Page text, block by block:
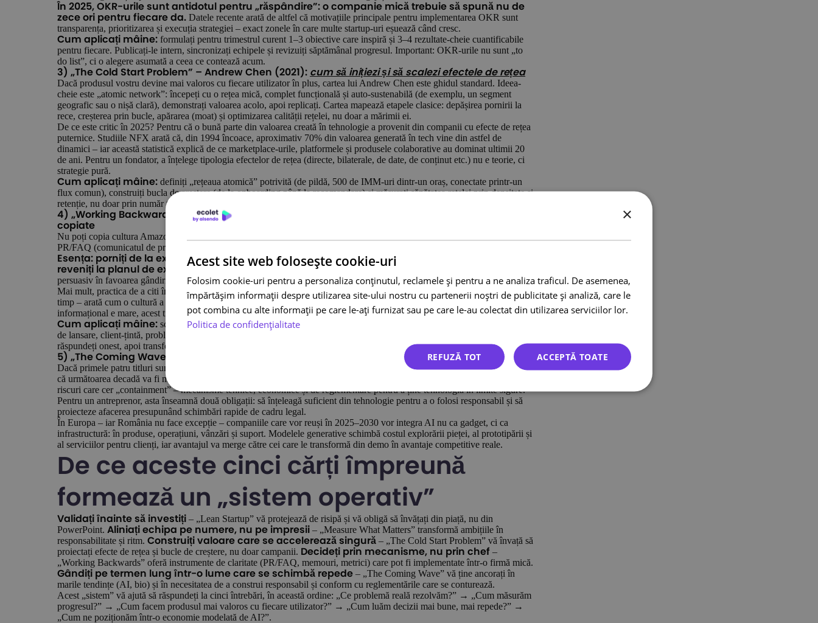
În 2025, OKR-urile sunt antidotul pentru „răspândire”: o companie mică trebuie să spună nu de
zece ori pentru fiecare da. Datele recente arată de altfel că motivațiile principale pentru implementarea OKR sunt
transparența, prioritizarea și execuția strategiei – exact zonele în care multe startup-uri eșuează când cresc.
Cum aplicați mâine: formulați pentru trimestrul curent 1–3 obiective care inspiră și 3–4 rezultate-cheie cuantificabile
pentru fiecare. Publicați-le intern, sincronizați echipele și revizuiți săptămânal progresul. Important: OKR-urile nu sunt „to
do list”, ci o alegere asumată a ceea ce contează acum.
3) „The Cold Start Problem” – Andrew Chen (2021): cum să inițiezi și să scalezi efectele de rețea
Dacă produsul vostru devine mai valoros cu fiecare utilizator în plus, cartea lui Andrew Chen este ghidul standard. Ideea-
cheie este „atomic network”: începeți cu o rețea mică, complet funcțională și auto-sustenabilă (de exemplu, un segment
geografic sau o nișă clară), demonstrați valoarea acolo, apoi replicați. Cartea mapează etapele clasice: depășirea pornirii la
rece, creșterea prin bucle, apărarea (moat) și optimizarea calității rețelei, nu doar a mărimii ei.
De ce este critic în 2025? Pentru că o bună parte din valoarea creată în tehnologie a provenit din companii cu efecte de rețea
puternice. Studiile NFX arată că, din 1994 încoace, aproximativ 70% din valoarea generată în tech vine din astfel de
dinamici – iar această statistică explică de ce marketplace-urile, platformele și produsele colaborative au dominat ultimii 20
de ani. Pentru un fondator, a înțelege tipologia efectelor de rețea (directe, bilaterale, de date, de conținut etc.) nu e teorie, ci
strategie pură.
Cum aplicați mâine: definiți „rețeaua atomică” potrivită (de pildă, 500 de IMM-uri dintr-un oraș, conectate printr-un
flux comun), construiți bucla de creștere (de la onboarding până la recomandare) și măsurați sănătatea rețelei prin densitate și
retenție, nu doar prin număr total de utilizatori.
4) „Working Backwards” – Colin Bryar & Bill Carr (2021): mecanismele Amazon care pot fi
copiate
Nu poți copia cultura Amazon, dar poți adopta mecanismele ei. Cartea explică, din interior, cum funcționează procesul
PR/FAQ (comunicatul de presă din viitor plus întrebări frecvente) și celebra „pagină de șase” cu care încep întâlnirile.
Esența: porniți de la experiența clientului în ziua lansării, descrieți clar problema și soluția, apoi
reveniți la planul de execuție.Este un filtru excelent pentru decizii și o disciplină care reduce „powerpoint-ul”
persuasiv în favoarea gândirii clare.
Mai mult, practica de a citi în tăcere memorii dense la începutul ședințelor – o rutină susținută de Jeff Bezos și continuată în
timp – arată cum o cultură a scrisului poate ridica nivelul deciziilor. În 2025, când echipele sunt hibride și zgomotul
informațional e mare, acest tip de mecanism aduce claritate și aliniere.
Cum aplicați mâine: scrieți un PR/FAQ pentru următorul produs sau funcționalitate importantă. Începeți cu titlu, dată
de lansare, client-țintă, problemă, soluție și dovezi. Adăugați 10–15 întrebări dificile (despre risc, costuri, alternative),
răspundeți onest, apoi transformați documentul în backlog și plan de măsurare.
5) „The Coming Wave” – Mustafa Suleyman (2023): regulile noului joc dominat de AI
Dacă primele patru titluri sunt „cum”, cartea co-fondatorului DeepMind este „de ce” și „încotro”. Suleyman argumentează
că următoarea decadă va fi marcată de convergența AI și biotehnologie, cu putere de a transforma industrii întregi, dar și cu
riscuri care cer „containment” – mecanisme tehnice, economice și de reglementare pentru a ține tehnologia în limite sigure.
Pentru un antreprenor, asta înseamnă două obligații: să înțeleagă suficient din tehnologie pentru a o folosi responsabil și să
proiecteze afacerea presupunând schimbări rapide de cadru legal.
În Europa – iar România nu face excepție – companiile care vor reuși în 2025–2030 vor integra AI nu ca gadget, ci ca
infrastructură: în produse, operațiuni, vânzări și suport. Modelele generative schimbă costul explorării pieței, al prototipării și
al serviciilor pentru clienți, iar avantajul va merge către cei care le transformă din demo în avantaje competitive reale.
De ce aceste cinci cărți împreună
formează un „sistem operativ”
Validați înainte să investiți – „Lean Startup” vă protejează de risipă și vă obligă să învățați din piață, nu din
PowerPoint. Aliniați echipa pe numere, nu pe impresii – „Measure What Matters” transformă ambițiile în
responsabilitate și ritm.Construiți valoare care se accelerează singură – „The Cold Start Problem” vă învață să
proiectați efecte de rețea și bucle de creștere, nu doar campanii. Decideți prin mecanisme, nu prin chef –
„Working Backwards” oferă instrumente de claritate (PR/FAQ, memouri, metrici) care pot fi implementate într-o firmă mică.
Gândiți pe termen lung într-o lume care se schimbă repede – „The Coming Wave” vă ține ancorați în
marile tendințe (AI, bio) și în necesitatea de a construi responsabil și conform cu reglementările care se conturează.
Acest „sistem” vă ajută să răspundeți la cinci întrebări, în această ordine: „Ce problemă reală rezolvăm?” → „Cum măsurăm
progresul?” → „Cum facem produsul mai valoros cu fiecare utilizator?” → „Cum luăm decizii mai bune, mai repede?” →
„Cum ne poziționăm într-o economie modelată de AI?”.
×
Acest site web folosește cookie-uri
Folosim cookie-uri pentru a personaliza conținutul, reclamele și pentru a ne analiza traficul. De asemenea,
împărtășim informații despre utilizarea site-ului nostru cu partenerii noștri de publicitate și analiză, care le
pot combina cu alte informații pe care le-ați furnizat sau pe care le-au colectat din utilizarea serviciilor lor.
Politica de confidențialitate
ACCEPTĂ TOATE
REFUZĂ TOT